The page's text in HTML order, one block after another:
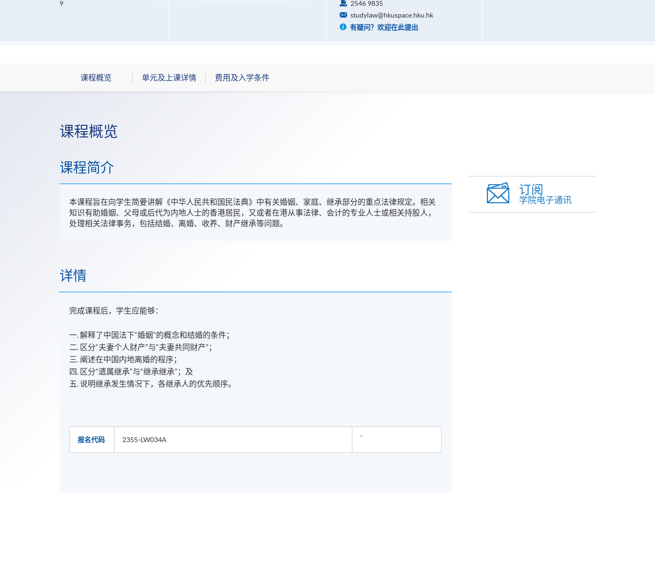
9
2546 9835
studylaw@hkuspace.hku.hk
有疑问？欢迎在此提出
课程概览 单元及上课详情 费用及入学条件
课程概览
课程简介
本课程旨在向学生简要讲解《中华人民共和国民法典》中有关婚姻、家庭、继承部分的重点法律规定。相关
知识有助婚姻、父母或后代为内地人士的香港居民，又或者在港从事法律、会计的专业人士或相关持股人，
处理相关法律事务，包括结婚、离婚、收养、财产继承等问题。
详情
完成课程后，学生应能够：
一. 解释了中国法下“婚姻”的概念和结婚的条件；
二. 区分“夫妻个人财产”与“夫妻共同财产”；
三. 阐述在中国内地离婚的程序；
四. 区分“遗属继承”与“继承继承”；及
五. 说明继承发生情况下，各继承人的优先顺序。
报名代码 2355-LW034A -
订阅
学院电子通讯